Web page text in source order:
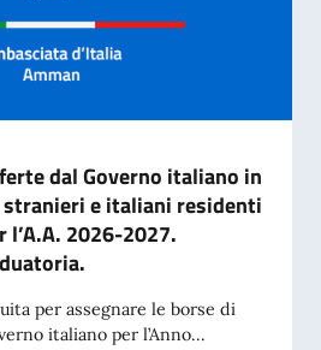
dal Governo italiano in
e italiani residenti
l’A.A. 2026-2027.
per assegnare le borse di
italiano per l’Anno...